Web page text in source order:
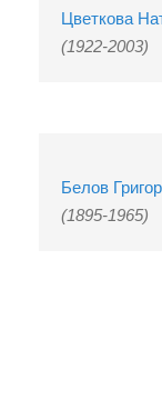
Цветкова
(1922-2003)
Белов
(1895-1965)